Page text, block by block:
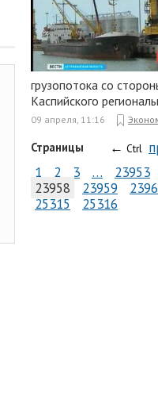
грузопотока со
Каспийского
09 апреля, 11:16
Страницы ← Ctrl
1
2 3 …
23953
23958
23959
25315
25316